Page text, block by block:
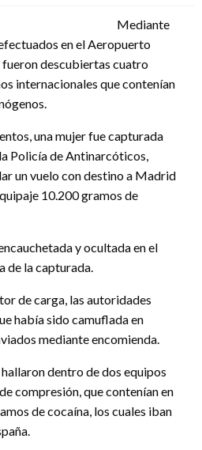
Mediante
en el Aeropuerto
descubiertas cuatro
internacionales que contenían
una mujer fue capturada
Policía de Antinarcóticos,
un vuelo con destino a Madrid
10.200 gramos de
y ocultada en el
de la capturada.
de carga, las autoridades
había sido camuflada en
mediante encomienda.
dentro de dos equipos
compresión, que contenían en
de cocaína, los cuales iban